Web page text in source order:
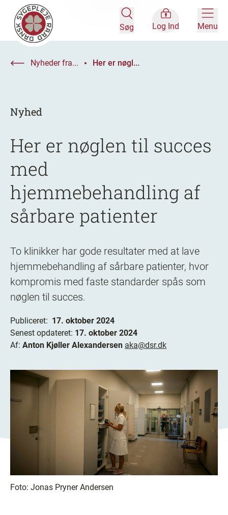
Søg Log Ind Menu
Nyheder fra... Her er nøgl...
Nyhed
Her er nøglen til succes
med
hjemmebehandling af
sårbare patienter
To klinikker har gode resultater med at lave
hjemmebehandling af sårbare patienter, hvor
kompromis med faste standarder spås som
nøglen til succes.
Publiceret: 17. oktober 2024
Senest opdateret: 17. oktober 2024
Af: Anton Kjøller Alexandersen aka@dsr.dk
Foto: Jonas Pryner Andersen